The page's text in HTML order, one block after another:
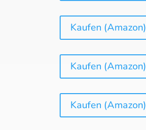
Kaufen (Amazon)
Kaufen (Amazon)
Kaufen (Amazon)